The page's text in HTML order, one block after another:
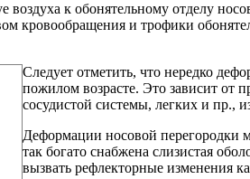
воздуха к обонятельному отделу
кровообращения и трофики
Следует отметить, что нередко
пожилом возрасте. Это зависит от
сосудистой системы, легких и пр.,
Деформации носовой перегородки
так богато снабжена слизистая
вызвать рефлекторные изменения